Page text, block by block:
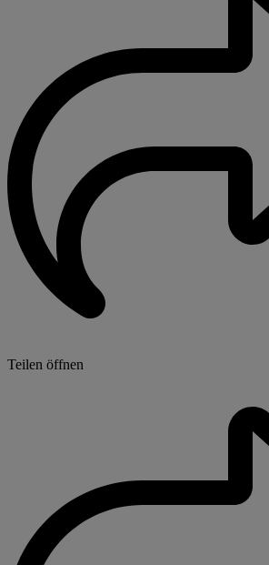
Teilen öffnen